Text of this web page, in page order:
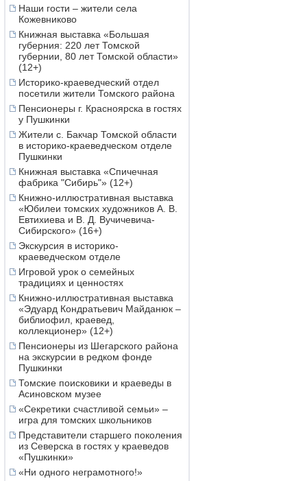
Наши гости – жители села
Кожевниково
Книжная выставка «Большая
губерния: 220 лет Томской
губернии, 80 лет Томской области»
(12+)
Историко-краеведческий отдел
посетили жители Томского района
Пенсионеры г. Красноярска в гостях
у Пушкинки
Жители с. Бакчар Томской области
в историко-краеведческом отделе
Пушкинки
Книжная выставка «Спичечная
фабрика "Сибирь"» (12+)
Книжно-иллюстративная выставка
«Юбилеи томских художников А. В.
Евтихиева и В. Д. Вучичевича-
Сибирского» (16+)
Экскурсия в историко-
краеведческом отделе
Игровой урок о семейных
традициях и ценностях
Книжно-иллюстративная выставка
«Эдуард Кондратьевич Майданюк –
библиофил, краевед,
коллекционер» (12+)
Пенсионеры из Шегарского района
на экскурсии в редком фонде
Пушкинки
Томские поисковики и краеведы в
Асиновском музее
«Секретики счастливой семьи» –
игра для томских школьников
Представители старшего поколения
из Северска в гостях у краеведов
«Пушкинки»
«Ни одного неграмотного!»